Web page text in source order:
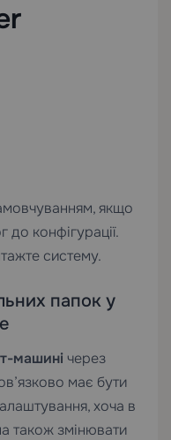
якщо
конфігурації.
систему.
папок у
машинічерез
має бути
хоча в
також змінювати